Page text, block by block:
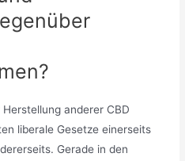
anderer CBD
liberale Gesetze einerseits
Gerade in den